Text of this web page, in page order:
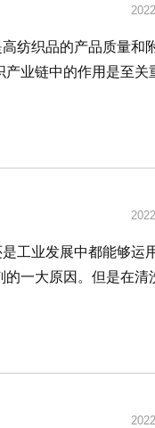
纺织品的产品质量和
业链中的作用是至关
工业发展中都能够运
一大原因。但是在清